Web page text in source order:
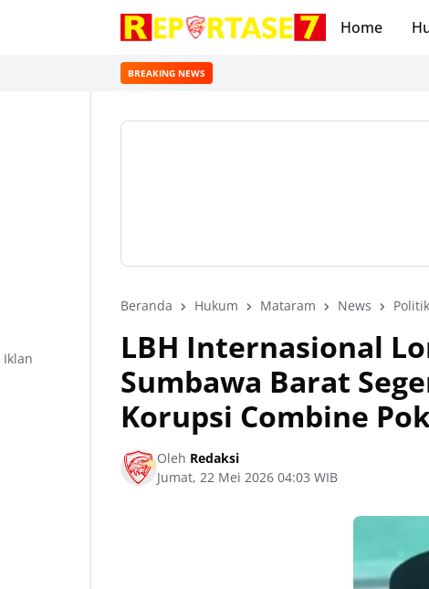
Home
BREAKING NEWS
Beranda Hukum Mataram News Politik
LBH Internasional
Sumbawa Barat
Korupsi Combine
Oleh Redaksi
Jumat, 22 Mei 2026 04:03 WIB
Iklan